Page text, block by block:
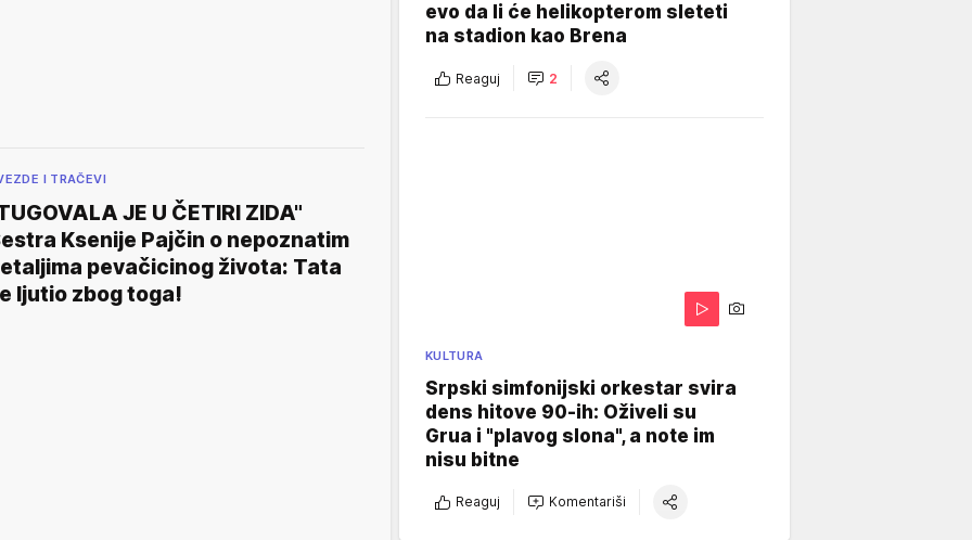
I TRAČEVI
JE U ČETIRI ZIDA"
Ksenije Pajčin o nepoznatim
pevačicinog života: Tata
ljutio zbog toga!
evo da li će helikopterom sleteti
na stadion kao Brena
Reaguj 2
KULTURA
Srpski simfonijski orkestar svira
dens hitove 90-ih: Oživeli su
Grua i "plavog slona", a note im
nisu bitne
Reaguj Komentariši